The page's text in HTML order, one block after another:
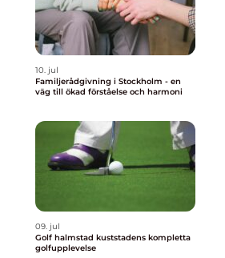
10. jul
Familjerådgivning i Stockholm - en
väg till ökad förståelse och harmoni
09. jul
Golf halmstad kuststadens kompletta
golfupplevelse